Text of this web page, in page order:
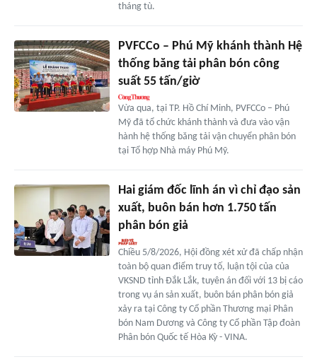
tháng tù.
PVFCCo – Phú Mỹ khánh thành Hệ
thống băng tải phân bón công
suất 55 tấn/giờ
Vừa qua, tại TP. Hồ Chí Minh, PVFCCo – Phú
Mỹ đã tổ chức khánh thành và đưa vào vận
hành hệ thống băng tải vận chuyển phân bón
tại Tổ hợp Nhà máy Phú Mỹ.
Hai giám đốc lĩnh án vì chỉ đạo sản
xuất, buôn bán hơn 1.750 tấn
phân bón giả
Chiều 5/8/2026, Hội đồng xét xử đã chấp nhận
toàn bộ quan điểm truy tố, luận tội của của
VKSND tỉnh Đắk Lắk, tuyên án đối với 13 bị cáo
trong vụ án sản xuất, buôn bán phân bón giả
xảy ra tại Công ty Cổ phần Thương mại Phân
bón Nam Dương và Công ty Cổ phần Tập đoàn
Phân bón Quốc tế Hòa Kỳ - VINA.